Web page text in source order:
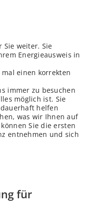
weiter. Sie
Energieausweis in
einen korrekten
immer zu besuchen
möglich ist. Sie
helfen
was wir Ihnen auf
Sie die ersten
entnehmen und sich
für